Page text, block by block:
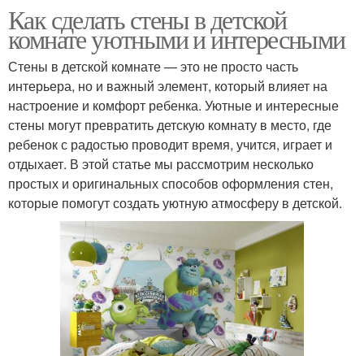
Как сделать стены в детской
комнате уютными и интересными
Стены в детской комнате — это не просто часть
интерьера, но и важный элемент, который влияет на
настроение и комфорт ребенка. Уютные и интересные
стены могут превратить детскую комнату в место, где
ребенок с радостью проводит время, учится, играет и
отдыхает. В этой статье мы рассмотрим несколько
простых и оригинальных способов оформления стен,
которые помогут создать уютную атмосферу в детской.